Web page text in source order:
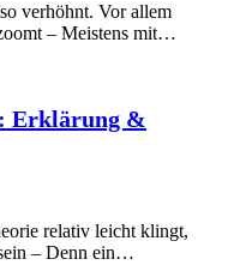
verhöhnt. Vor allem
– Meistens mit…
Erklärung &
relativ leicht klingt,
– Denn ein…